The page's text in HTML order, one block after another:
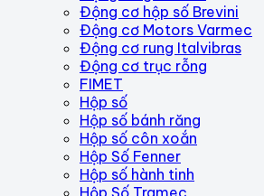
Động cơ hộp số Brevini
Động cơ Motors Varmec
Động cơ rung Italvibras
Động cơ trục rỗng
FIMET
Hộp số
Hộp số bánh răng
Hộp số côn xoắn
Hộp Số Fenner
Hộp số hành tinh
Hộp Số Tramec